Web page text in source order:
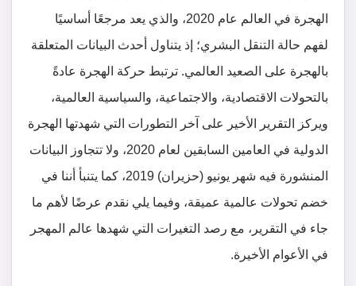
الهجرة في العالم عام 2020، والذي يعد مرجعًا أساسيًا
لفهم حالة التنقل البشري؛ إذ يتناول أحدث البيانات المتعلقة
بالهجرة على الصعيد العالمي. ترتبط حركة الهجرة عادةً
بالتحولات الاقتصادية، والاجتماعية، والسياسية العالمية،
ويركز التقرير الأخير على آخر التطورات التي شهدتها الهجرة
الدولية في العامين السابقين لعام 2020، ولا تتجاوز البيانات
المنشورة فيه شهر يونيو (حزيران) 2019، كما يتنبأ أننا في
خضم تحولات عالمية عميقة، وفيما يلي نقدم عرضًا لأهم ما
جاء في التقرير، مع رصد التغيرات التي شهدها عالم المهجر
في الأعوام الأخيرة.